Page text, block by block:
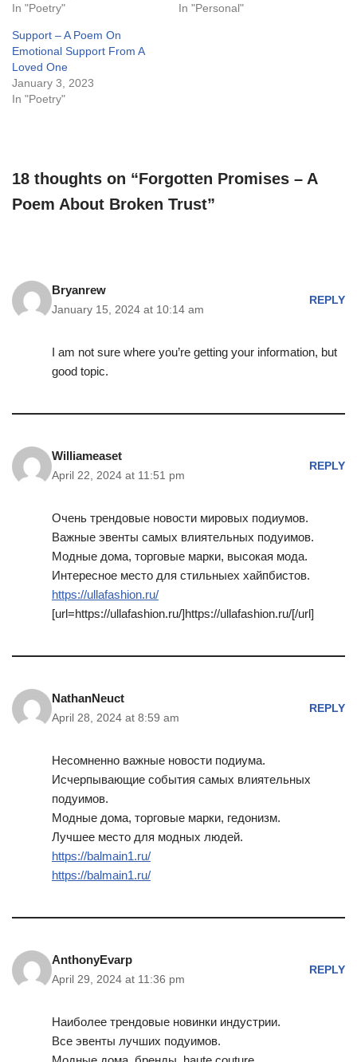
In "Poetry"
In "Personal"
Support – A Poem On
Emotional Support From A
Loved One
January 3, 2023
In "Poetry"
18 thoughts on “Forgotten Promises – A
Poem About Broken Trust”
Bryanrew
January 15, 2024 at 10:14 am
REPLY
I am not sure where you’re getting your information, but
good topic.
Williameaset
April 22, 2024 at 11:51 pm
REPLY
Очень трендовые новости мировых подиумов.
Важные эвенты самых влиятельных подуимов.
Модные дома, торговые марки, высокая мода.
Интересное место для стильныех хайпбистов.
https://ullafashion.ru/
[url=https://ullafashion.ru/]https://ullafashion.ru/[/url]
NathanNeuct
April 28, 2024 at 8:59 am
REPLY
Несомненно важные новости подиума.
Исчерпывающие события самых влиятельных
подуимов.
Модные дома, торговые марки, гедонизм.
Лучшее место для модных людей.
https://balmain1.ru/
https://balmain1.ru/
AnthonyEvarp
April 29, 2024 at 11:36 pm
REPLY
Наиболее трендовые новинки индустрии.
Все эвенты лучших подуимов.